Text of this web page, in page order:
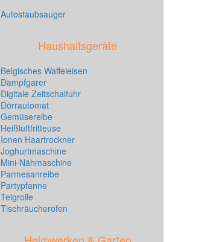
Autostaubsauger
Haushaltsgeräte
Belgisches Waffeleisen
Dampfgarer
Digitale Zeitschaltuhr
Dörrautomat
Gemüsereibe
Heißluftfritteuse
Ionen Haartrockner
Joghurtmaschine
Mini-Nähmaschine
Parmesanreibe
Partypfanne
Teigrolle
Tischräucherofen